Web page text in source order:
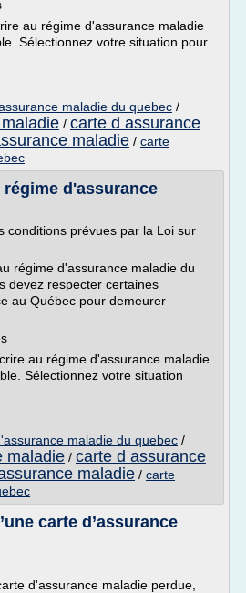
au régime d'assurance maladie
Sélectionnez votre situation pour
maladie du quebec /
/ carte d assurance
maladie / carte
d'assurance
conditions prévues par la Loi sur
régime d'assurance maladie du
devez respecter certaines
au Québec pour demeurer
au régime d'assurance maladie
Sélectionnez votre situation
maladie du quebec /
maladie / carte d assurance
maladie / carte
carte d’assurance
d'assurance maladie perdue,